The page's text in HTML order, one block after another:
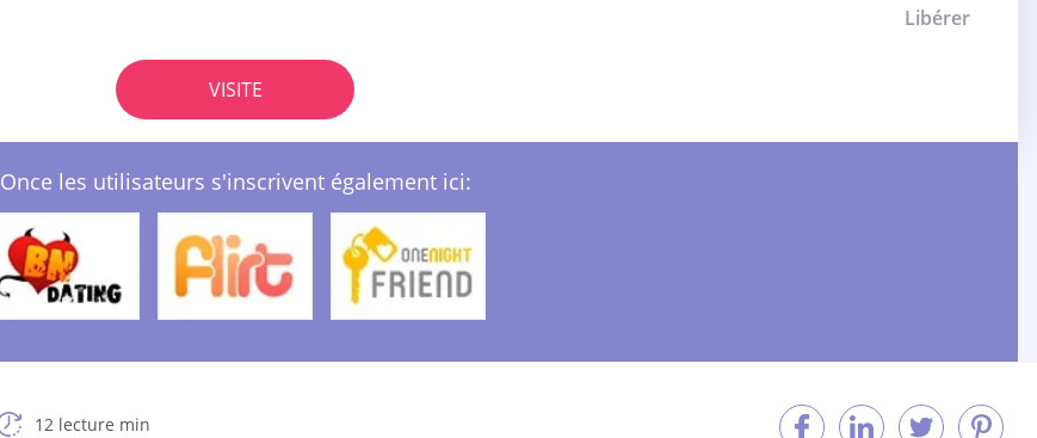
Libérer
VISITE
Once les utilisateurs s'inscrivent également ici:
12 lecture min